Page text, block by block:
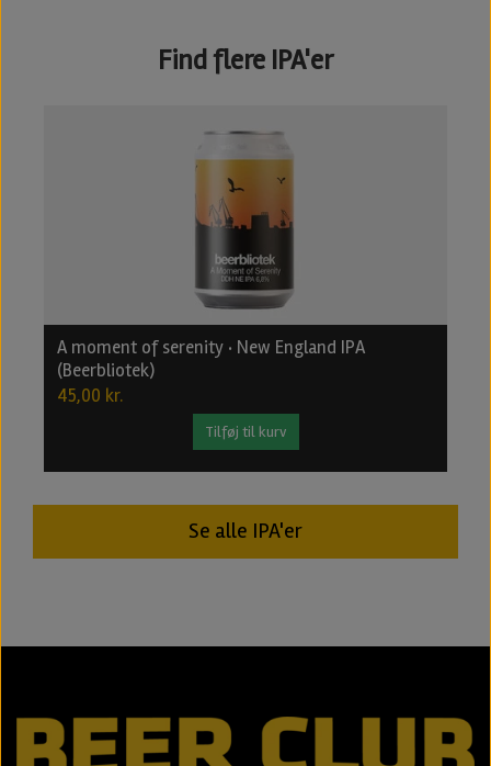
Find flere IPA'er
A moment of serenity · New England IPA
(Beerbliotek)
45,00 kr.
Tilføj til kurv
Se alle IPA'er